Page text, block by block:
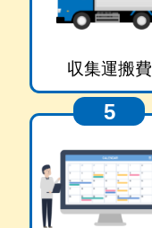
収集運搬費
5